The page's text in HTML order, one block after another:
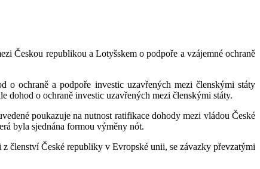
Českou republikou a Lotyšskem o podpoře a vzájemné ochraně
o ochraně a podpoře investic uzavřených mezi členskými státy
dohod o ochraně investic uzavřených mezi členskými státy.
poukazuje na nutnost ratifikace dohody mezi vládou České
byla sjednána formou výměny nót.
členství České republiky v Evropské unii, se závazky převzatými